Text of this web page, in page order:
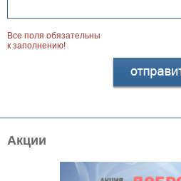
Акции
Все поля обязательны
к заполнению!